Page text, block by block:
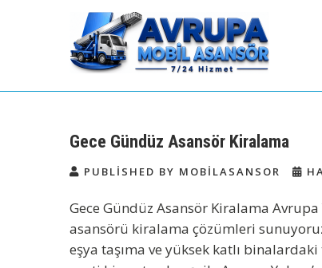
Avrupa Yakası Mobil
Kiralık Mobil Eşya Taşıma Asansörü
Gece Gündüz Asansör Kiralama
PUBLISHED BY MOBILASANSOR
Gece Gündüz Asansör Kiralama
asansörü kiralama çözümleri
eşya taşıma ve yüksek katlı